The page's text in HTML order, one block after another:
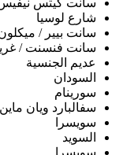
شارع لوسيا
سانت بيير / ميكلون
سانت فنسنت /
عديم الجنسية
السودان
سورينام
سفالبارد ويان ماين
سويسرا
السويد
سويسرا